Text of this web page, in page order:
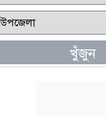
খুঁজুন